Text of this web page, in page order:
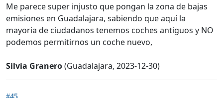
Me parece super injusto que pongan la zona de bajas
emisiones en Guadalajara, sabiendo que aquí la
mayoria de ciudadanos tenemos coches antiguos y NO
podemos permitirnos un coche nuevo,
Silvia Granero(Guadalajara, 2023-12-30)
#45